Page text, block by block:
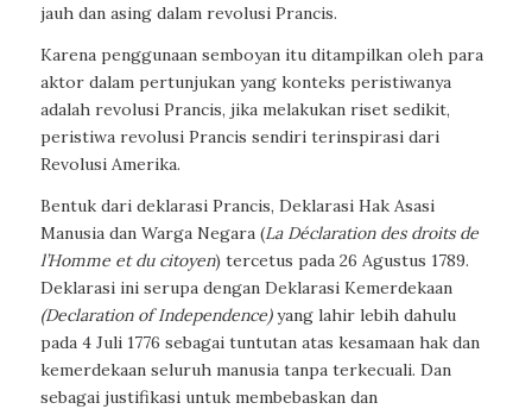
jauh dan asing dalam revolusi Prancis.
Karena penggunaan semboyan itu ditampilkan oleh para
aktor dalam pertunjukan yang konteks peristiwanya
adalah revolusi Prancis, jika melakukan riset sedikit,
peristiwa revolusi Prancis sendiri terinspirasi dari
Revolusi Amerika.
Bentuk dari deklarasi Prancis, Deklarasi Hak Asasi
Manusia dan Warga Negara (La Déclaration des droits de
l’Homme et du citoyen) tercetus pada 26 Agustus 1789.
Deklarasi ini serupa dengan Deklarasi Kemerdekaan
(Declaration of Independence)yang lahir lebih dahulu
pada 4 Juli 1776 sebagai tuntutan atas kesamaan hak dan
kemerdekaan seluruh manusia tanpa terkecuali. Dan
sebagai justifikasi untuk membebaskan dan